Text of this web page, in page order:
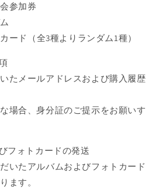
参加券
ード（全3種よりランダム1種）
たメールアドレスおよび購入履歴
場合、身分証のご提示をお願いす
フォトカードの発送
いたアルバムおよびフォトカード
ます。